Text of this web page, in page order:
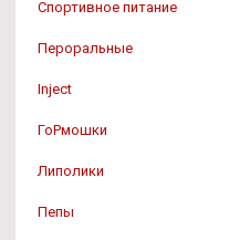
Спортивное питание
Пероральные
Inject
ГоРмошки
Липолики
Пепы